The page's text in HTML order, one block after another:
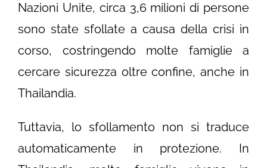
Nazioni Unite, circa 3,6 milioni di persone
sono state sfollate a causa della crisi in
corso, costringendo molte famiglie a
cercare sicurezza oltre confine, anche in
Thailandia.
Tuttavia, lo sfollamento non si traduce
automaticamente in protezione. In